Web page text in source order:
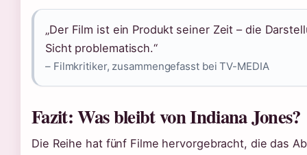
„Der Film ist ein Produkt seiner Zeit – die
Sicht problematisch.“
– Filmkritiker, zusammengefasst bei TV-MEDIA
Fazit: Was bleibt von Indiana Jones?
Die Reihe hat fünf Filme hervorgebracht, die das